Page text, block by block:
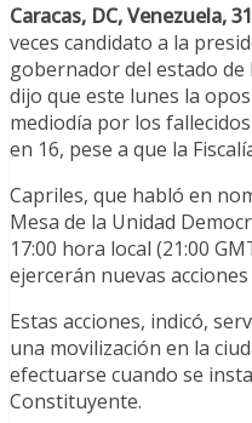
Caracas, DC, Venezuela,
veces candidato a la
gobernador del estado
dijo que este lunes la
mediodía por los
en 16, pese a que la
Capriles, que habló en
Mesa de la Unidad
17:00 hora local (21:00
ejercerán nuevas
Estas acciones, indicó,
una movilización en la
efectuarse cuando se
Constituyente.